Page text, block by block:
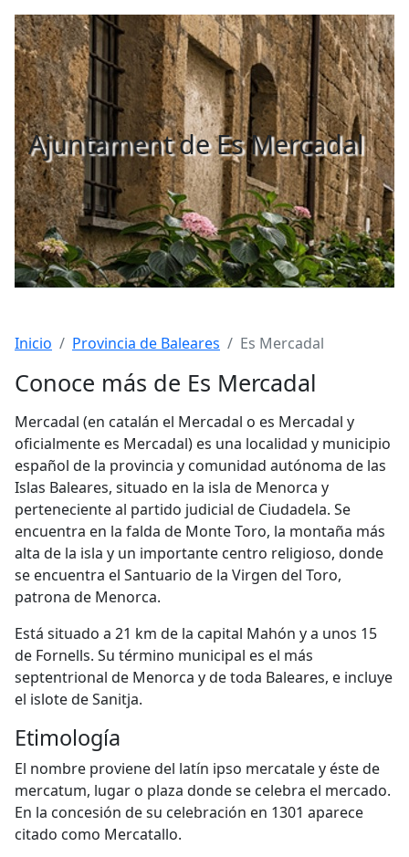
Ajuntament de Es Mercadal
Inicio Provincia de Baleares Es Mercadal
Conoce más de Es Mercadal
Mercadal (en catalán el Mercadal o es Mercadal y
oficialmente es Mercadal) es una localidad y municipio
español de la provincia y comunidad autónoma de las
Islas Baleares, situado en la isla de Menorca y
perteneciente al partido judicial de Ciudadela. Se
encuentra en la falda de Monte Toro, la montaña más
alta de la isla y un importante centro religioso, donde
se encuentra el Santuario de la Virgen del Toro,
patrona de Menorca.
Está situado a 21 km de la capital Mahón y a unos 15
de Fornells. Su término municipal es el más
septentrional de Menorca y de toda Baleares, e incluye
el islote de Sanitja.
Etimología
El nombre proviene del latín ipso mercatale y éste de
mercatum, lugar o plaza donde se celebra el mercado.
En la concesión de su celebración en 1301 aparece
citado como Mercatallo.